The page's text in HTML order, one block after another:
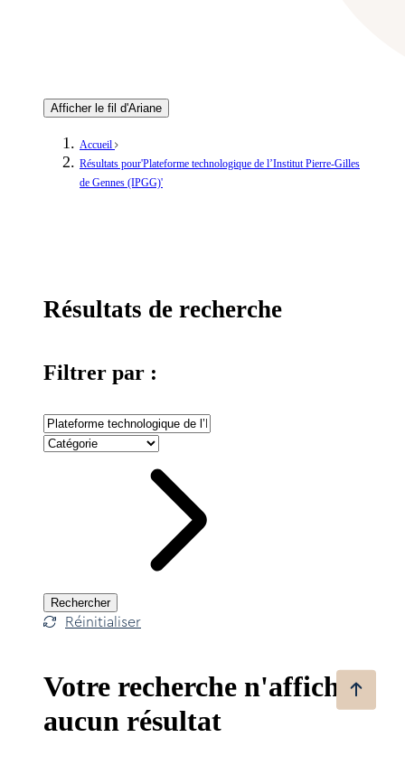
Afficher le fil d'Ariane
Accueil
Résultats pour'Plateforme technologique de l’Institut Pierre-Gilles
de Gennes (IPGG)'
Résultats de recherche
Filtrer par :
Rechercher
Réinitialiser
Votre recherche n'affiche
aucun résultat